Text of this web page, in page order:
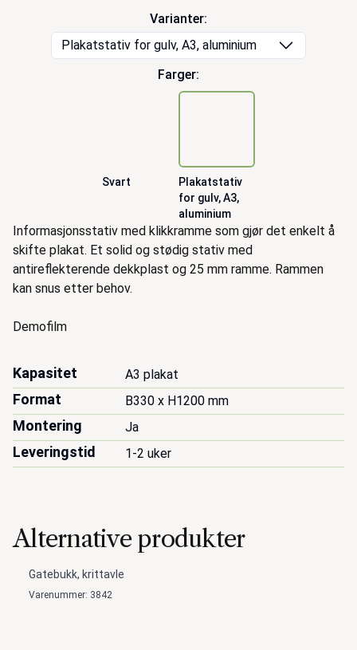
Varianter:
Plakatstativ for gulv, A3, aluminium
Farger:
Svart
Plakatstativ
for gulv, A3,
aluminium
Beskrivelse
Informasjonsstativ med klikkramme som gjør det enkelt å
skifte plakat. Et solid og stødig stativ med
antireflekterende dekkplast og 25 mm ramme. Rammen
kan snus etter behov.
Demofilm
Kapasitet A3 plakat
Format B330 x H1200 mm
Montering Ja
Leveringstid 1-2 uker
Alternative produkter
Gatebukk, krittavle
Varenummer: 3842